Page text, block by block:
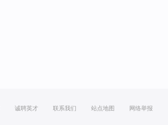
诚聘英才 联系我们 站点地图 网络举报